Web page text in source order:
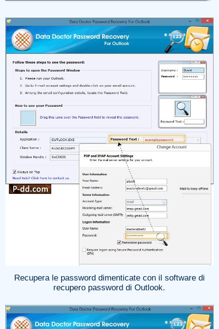
Recupera le password dimenticate con il software di
recupero password di Outlook.